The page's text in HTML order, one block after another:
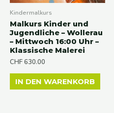
Kindermalkurs
Malkurs Kinder und
Jugendliche – Wollerau
– Mittwoch 16:00 Uhr –
Klassische Malerei
CHF630.00
IN DEN WARENKORB